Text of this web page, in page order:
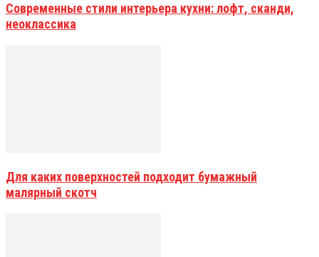
Современные стили интерьера кухни: лофт, сканди,
неоклассика
Для каких поверхностей подходит бумажный
малярный скотч